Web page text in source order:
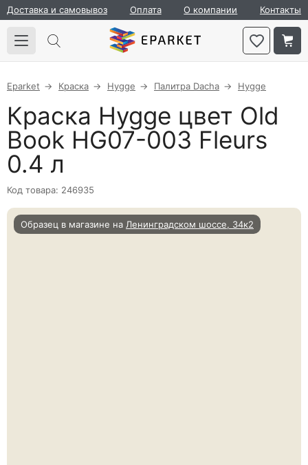
Доставка и самовывоз Оплата О компании Контакты
Eparket Краска Hygge Палитра Dacha Hygge
Краска Hygge цвет Old
Book HG07-003 Fleurs
0.4 л
Код товара: 246935
Образец в магазине на Ленинградском шоссе, 34к2